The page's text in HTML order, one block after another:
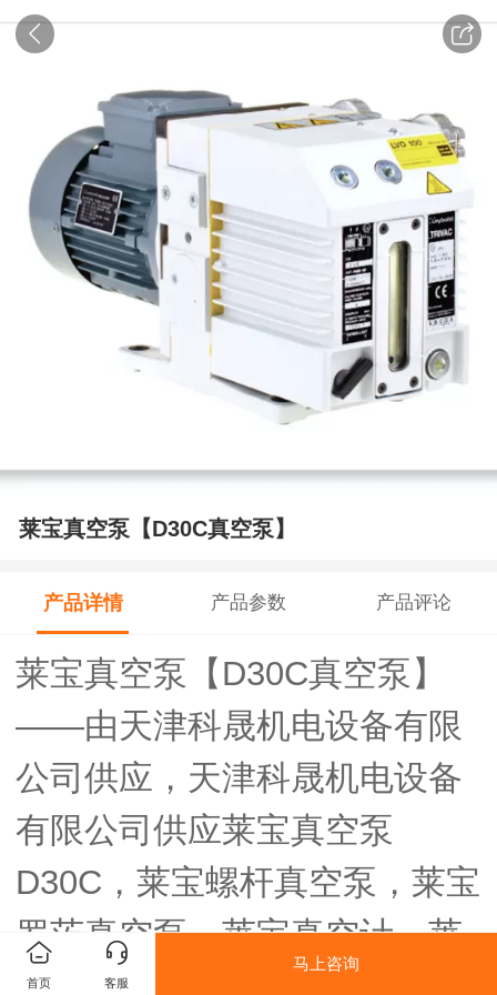
莱宝真空泵【D30C真空泵】
产品详情 产品参数 产品评论
莱宝真空泵【D30C真空泵】
——由天津科晟机电设备有限
公司供应，天津科晟机电设备
有限公司供应莱宝真空泵
D30C，莱宝螺杆真空泵，莱宝
罗茨真空泵，莱宝真空计，莱
宝检漏仪维修，莱宝泵油~
首页 客服
马上咨询